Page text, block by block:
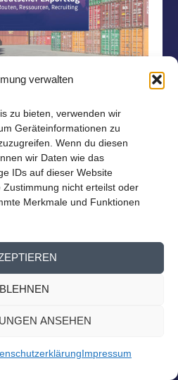
verwalten
zu bieten, verwenden wir
Geräteinformationen zu
Wenn du diesen
wir Daten wie das
IDs auf dieser Website
nicht erteilst oder
Merkmale und Funktionen
ANSEHEN
Impressum
BEIM
23, 2023|Nachrichten,Presse
Mitteldeutschen Exporttag Am
14. Mitteldeutsche...